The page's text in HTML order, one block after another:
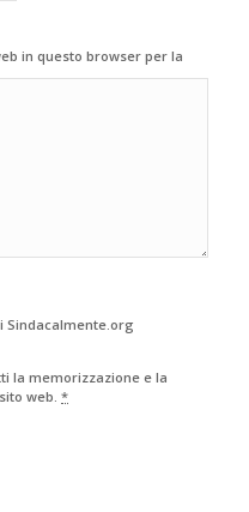
in questo browser per la
Sindacalmente.org
la memorizzazione e la
web.*